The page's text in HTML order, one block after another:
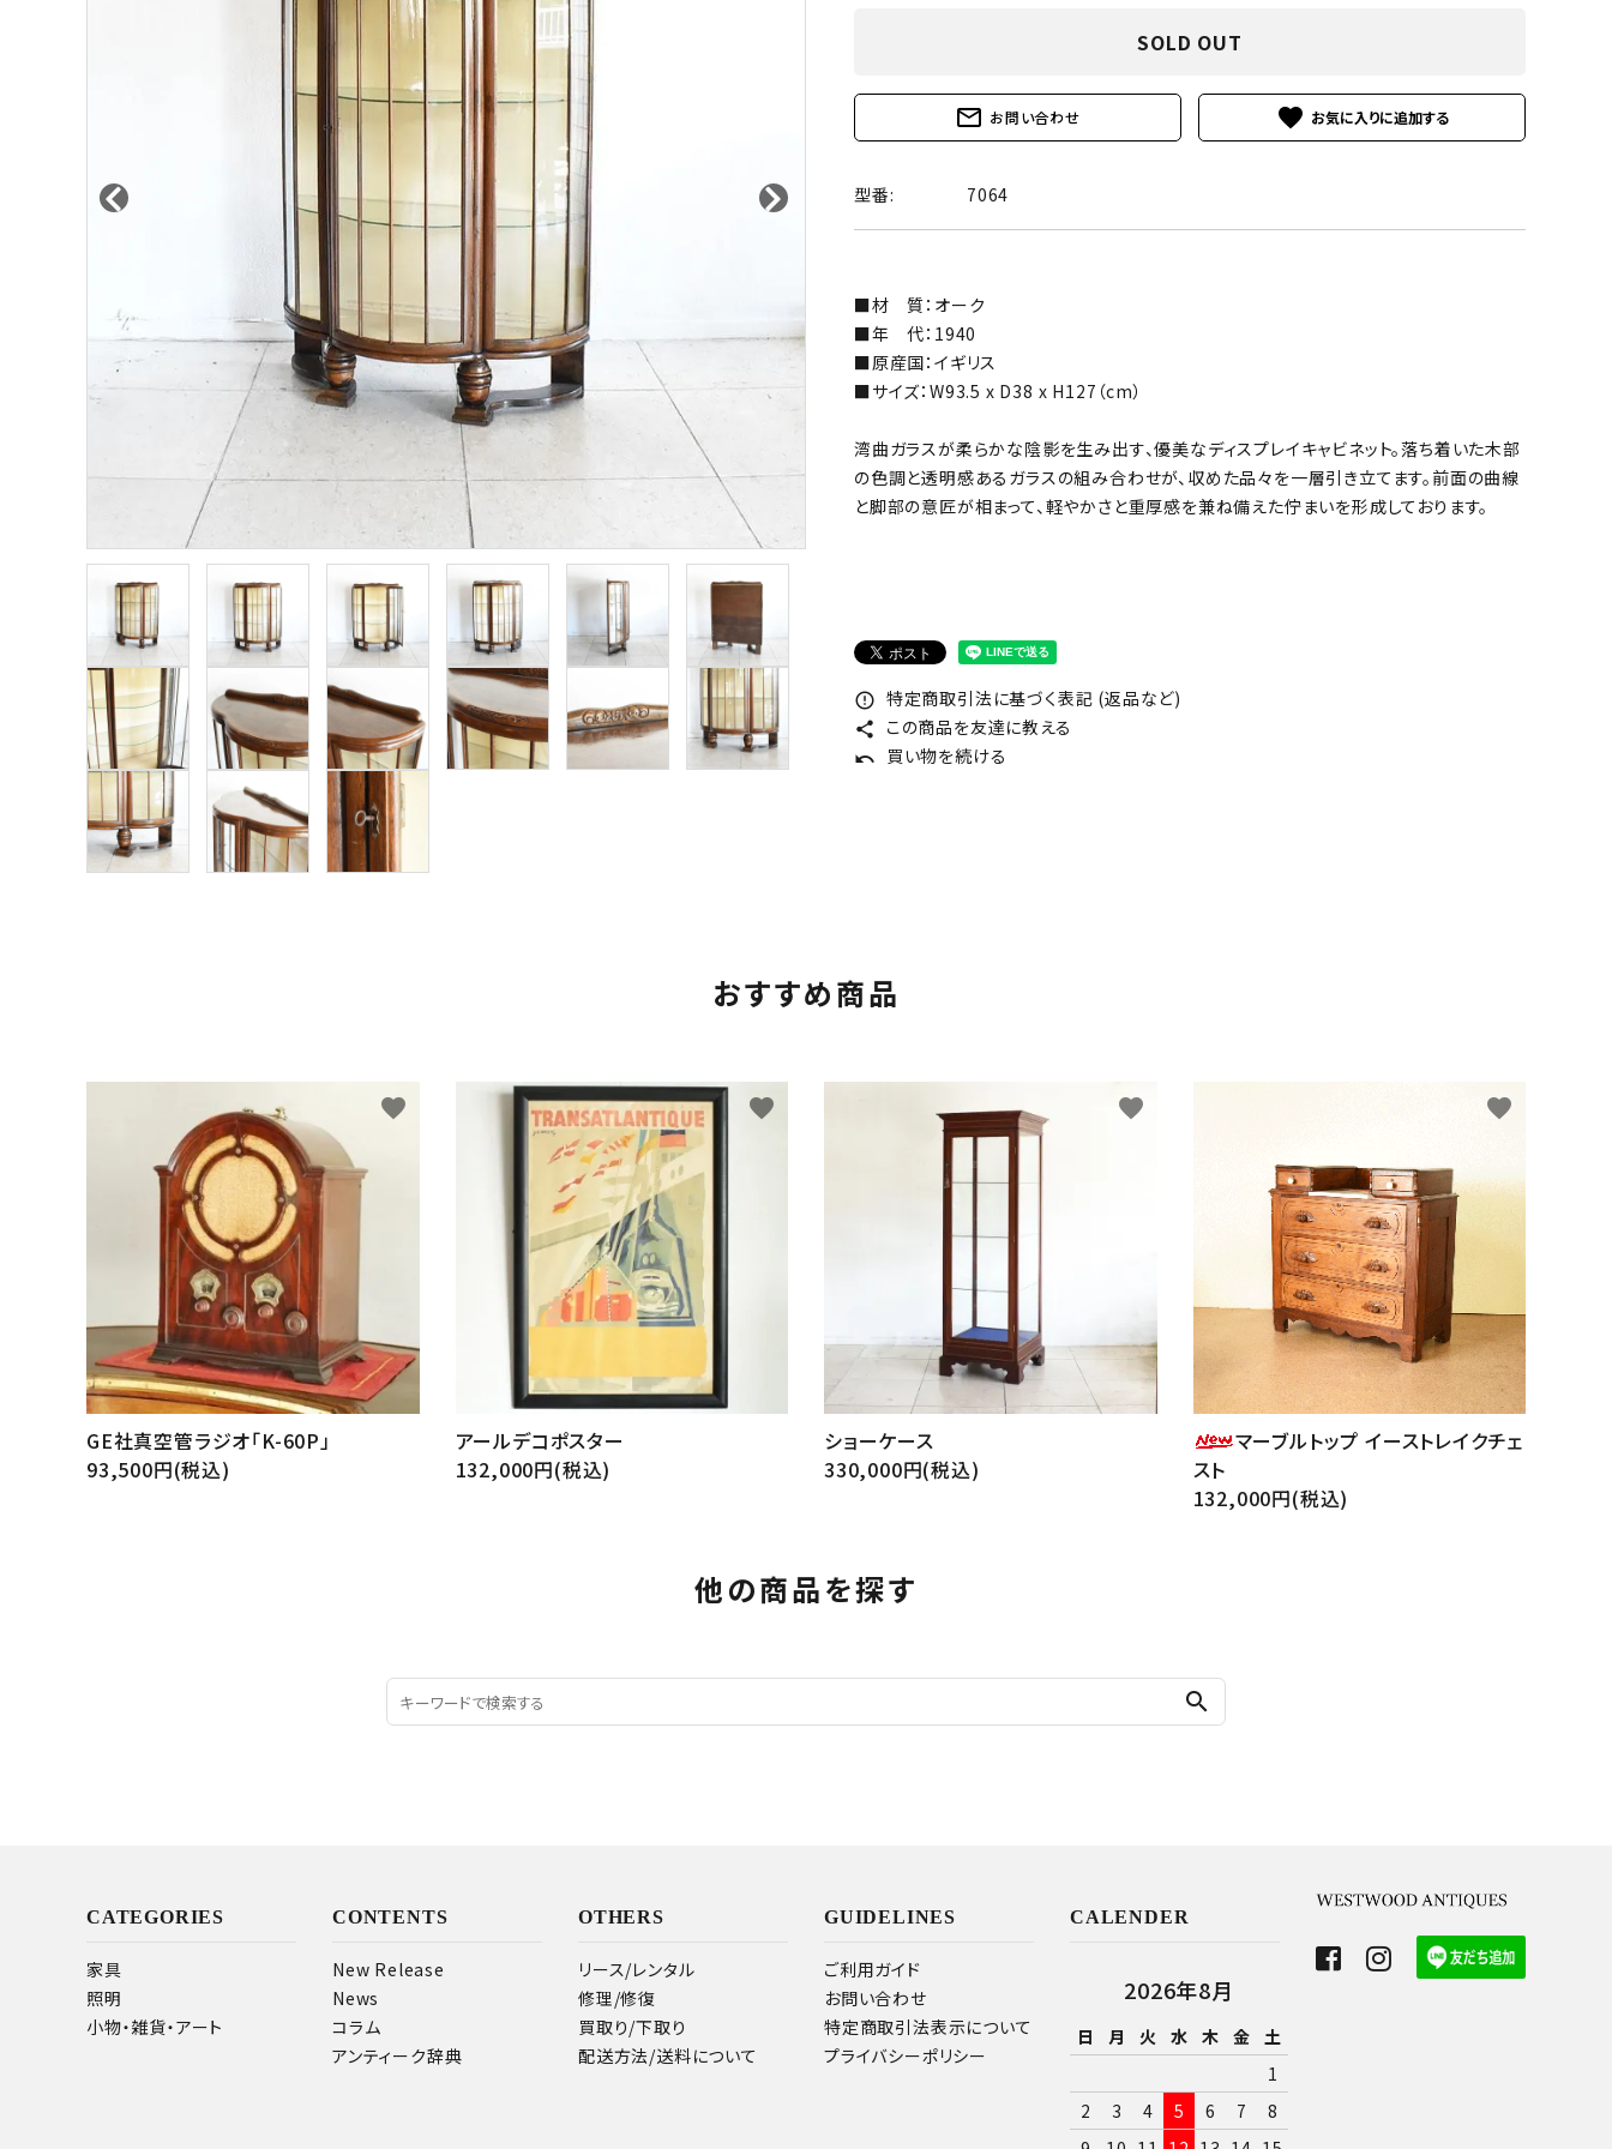
特定商取引法について
SOLD OUT
mail_outline お問い合わせ favorite
型番: 7064
■材 質：オーク
■年 代：1940
■原産国：イギリス
■サイズ：W93.5 x D38 x H127（cm）
湾曲ガラスが柔らかな陰影を生み出す、優美なディスプレイキャビネット。落ち着いた木部
の色調と透明感あるガラスの組み合わせが、収めた品々を一層引き立てます。前面の曲線
と脚部の意匠が相まって、軽やかさと重厚感を兼ね備えた佇まいを形成しております。
error_outline 特定商取引法に基づく表記 (返品など)
share この商品を友達に教える
undo 買い物を続ける
おすすめ商品
GE社真空管ラジオ「K-60P」
93,500円(税込)
favorite
アールデコポスター
132,000円(税込)
favorite
ショーケース
330,000円(税込)
favorite
マーブルトップ イーストレイクチェ
スト
132,000円(税込)
favorite
他の商品を探す
search
CATEGORIES
家具
照明
小物・雑貨・アート
CONTENTS
New Release
News
コラム
アンティーク辞典
OTHERS
リース/レンタル
修理/修復
買取り/下取り
配送方法/送料について
GUIDELINES
ご利用ガイド
お問い合わせ
特定商取引法表示について
プライバシーポリシー
CALENDER
2026年8月
日 月 火 水 木 金 土
1
2
3 4 5 6 7
8